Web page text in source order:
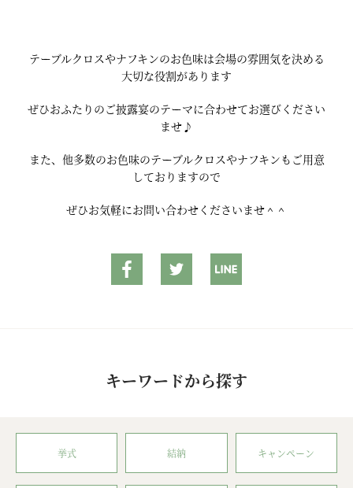
テーブルクロスやナフキンのお色味は会場の雰囲気を決める
大切な役割があります
ぜひおふたりのご披露宴のテーマに合わせてお選びください
ませ♪
また、他多数のお色味のテーブルクロスやナフキンもご用意
しておりますので
ぜひお気軽にお問い合わせくださいませ＾＾
キーワードから探す
挙式 結納 キャンペーン